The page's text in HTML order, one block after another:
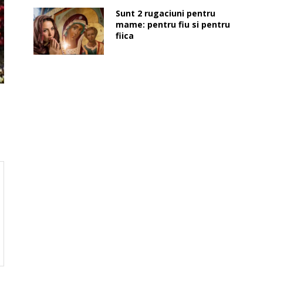
Sunt 2 rugaciuni pentru
mame: pentru fiu si pentru
fiica